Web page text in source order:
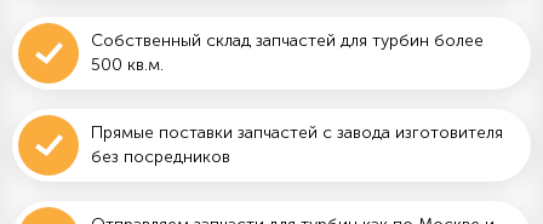
Собственный склад запчастей для турбин более
500 кв.м.
Прямые поставки запчастей с завода изготовителя
без посредников